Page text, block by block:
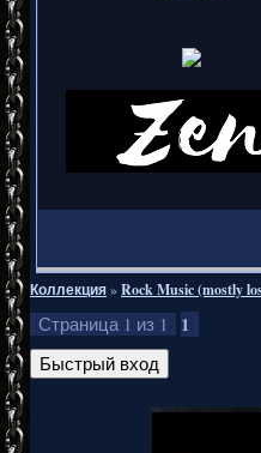
Коллекция»Rock Music (mostly
Страница 1 из 1 1